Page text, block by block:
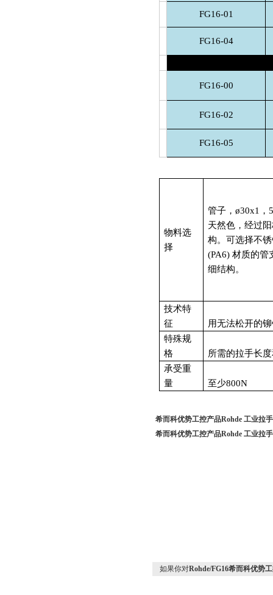
FG16-01
FG16-04
FG16-00
FG16-02
FG16-05
物料选
择
管子，ø30x1，
天然色，经过
构。可选择不
(PA6) 材质的管
细结构。
技术特
征
用无法松开的
特殊规
格
所需的拉手长
承受重
量
至少800N
希而科优势工控产品Rohde 工业拉
希而科优势工控产品Rohde 工业拉
如果你对Rohde/FG16希而科优势